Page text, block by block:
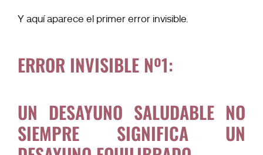
Y aquí aparece el primer error invisible.
ERROR INVISIBLE Nº1:
UN DESAYUNO SALUDABLE NO
SIEMPRE SIGNIFICA UN